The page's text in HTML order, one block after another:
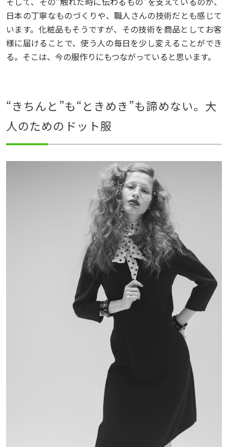
日本の丁寧なものづくりや、職人さんの技術だとも感じて
います。化粧品もそうですが、その技術を商品としてお客
様に届けることで、使う人の毎日を少し変えることができ
る。そこは、今の服作りにもつながっていると思います。
“きちんと”も“ときめき”も諦めない。大
人のためのドット服